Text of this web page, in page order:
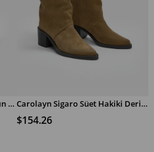
Megane Siyah Hakiki Deri Kadın Topuklu Çizme ADD TO CART Carolayn Sigaro Süet Hakiki Deri Topuklu Kadın Çizme
$154.26